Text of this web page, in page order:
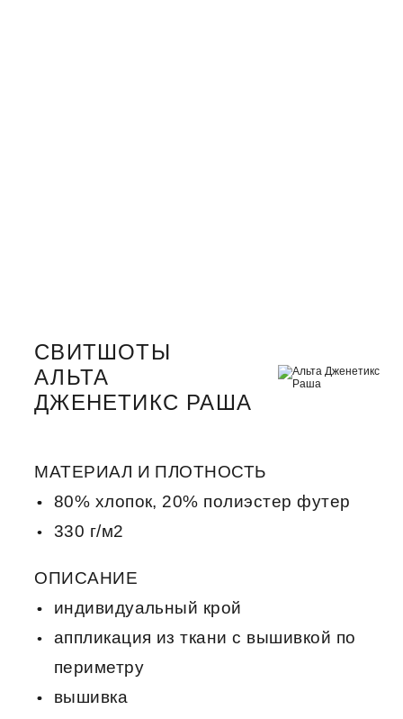
СВИТШОТЫ
АЛЬТА
ДЖЕНЕТИКС РАША
МАТЕРИАЛ И ПЛОТНОСТЬ
80% хлопок, 20% полиэстер футер
330 г/м2
ОПИСАНИЕ
индивидуальный крой
аппликация из ткани с вышивкой по
периметру
вышивка